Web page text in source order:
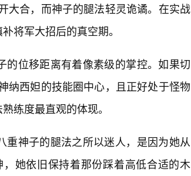
大合，而神子的腿法轻灵诡谲。在实战
将军大招后的真空期。
的位移距离有着像素级的掌控。如果切
纳西妲的技能圈中心，且正好处于怪物
练度最直观的体现。
重神子的腿法之所以迷人，是因为她从
她依旧保持着那份踩着高低合适的木